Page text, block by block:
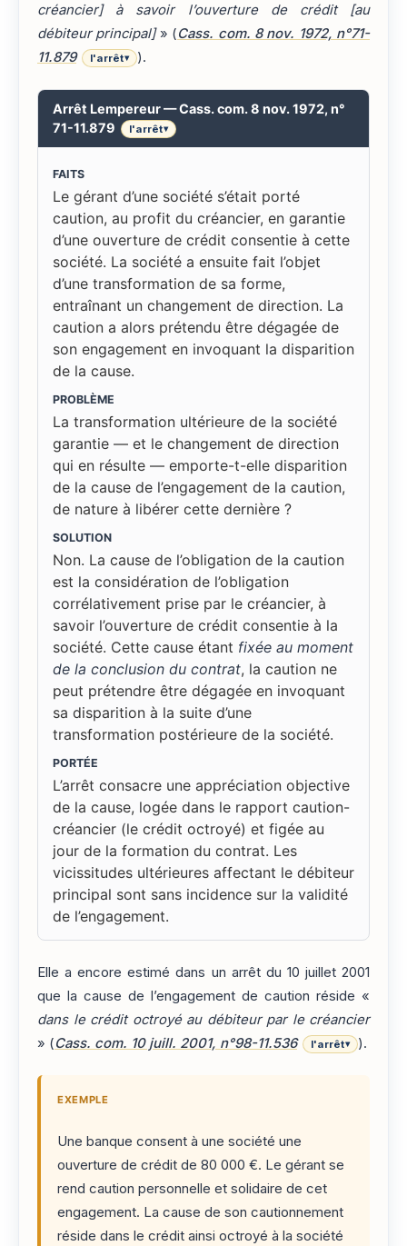
créancier] à savoir l’ouverture de crédit [au
débiteur principal]» (Cass. com. 8 nov. 1972, n°71-
11.879
l'arrêt▾ ).
Arrêt Lempereur — Cass. com. 8 nov. 1972, n°
71-11.879
l'arrêt▾
FAITS
Le gérant d’une société s’était porté
caution, au profit du créancier, en garantie
d’une ouverture de crédit consentie à cette
société. La société a ensuite fait l’objet
d’une transformation de sa forme,
entraînant un changement de direction. La
caution a alors prétendu être dégagée de
son engagement en invoquant la disparition
de la cause.
PROBLÈME
La transformation ultérieure de la société
garantie — et le changement de direction
qui en résulte — emporte-t-elle disparition
de la cause de l’engagement de la caution,
de nature à libérer cette dernière ?
SOLUTION
Non. La cause de l’obligation de la caution
est la considération de l’obligation
corrélativement prise par le créancier, à
savoir l’ouverture de crédit consentie à la
société. Cette cause étant fixée au moment
de la conclusion du contrat, la caution ne
peut prétendre être dégagée en invoquant
sa disparition à la suite d’une
transformation postérieure de la société.
PORTÉE
L’arrêt consacre une appréciation objective
de la cause, logée dans le rapport caution-
créancier (le crédit octroyé) et figée au
jour de la formation du contrat. Les
vicissitudes ultérieures affectant le débiteur
principal sont sans incidence sur la validité
de l’engagement.
Elle a encore estimé dans un arrêt du 10 juillet 2001
que la cause de l’engagement de caution réside «
dans le crédit octroyé au débiteur par le créancier
» (Cass. com. 10 juill. 2001, n°98-11.536 l'arrêt▾ ).
EXEMPLE
Une banque consent à une société une
ouverture de crédit de 80 000 €. Le gérant se
rend caution personnelle et solidaire de cet
engagement. La cause de son cautionnement
réside dans le crédit ainsi octroyé à la société